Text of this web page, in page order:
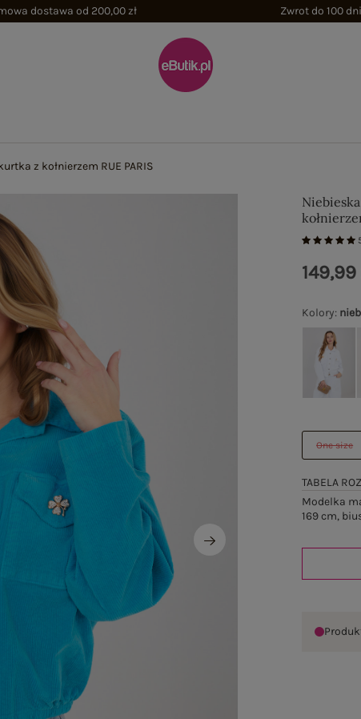
dostawa od 200,00 zł Zwrot do 100 dni
z kołnierzem RUE PARIS
Kolory:
One size
TABELA
Modelka
169 cm,
149,99